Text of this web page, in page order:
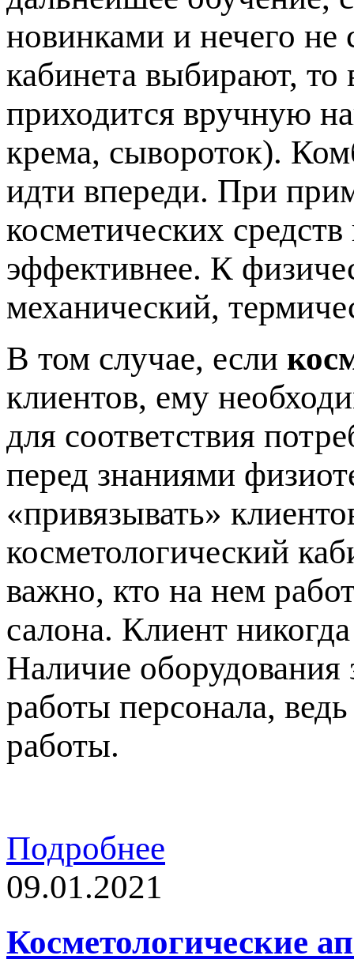
новинками и нечего
кабинета выбирают, то
приходится вручную
крема, сывороток).
идти впереди. При
косметических
эффективнее. К
механический,
В том случае, если
клиентов, ему
для соответствия
перед знаниями
«привязывать»
косметологический
важно, кто на нем
салона. Клиент
Наличие оборудования
работы персонала,
работы.
Подробнее
09.01.2021
Косметологические